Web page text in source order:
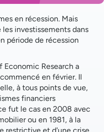
en récession. Mais
investissements dans
période de récession
Economic Research a
en février. Il
à tous points de vue,
financiers
fut le cas en 2008 avec
ou en 1981, à la